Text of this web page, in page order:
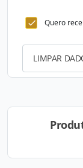
Quero
LIMPAR